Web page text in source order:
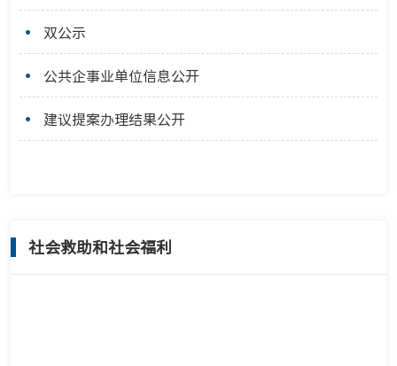
双公示
公共企事业单位信息公开
建议提案办理结果公开
社会救助和社会福利